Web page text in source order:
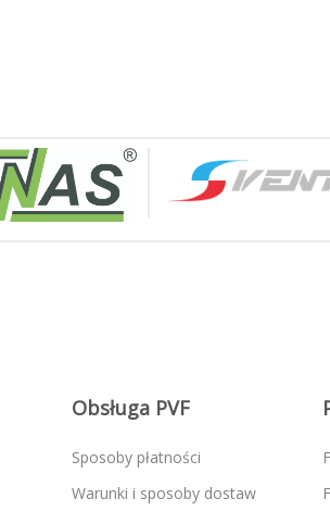
Obsługa PVF
Sposoby płatności
Warunki i sposoby dostaw